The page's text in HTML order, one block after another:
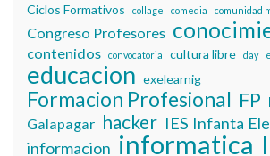
Ciclos Formativos collage comedia comunidad
Congreso Profesores
contenidos convocatoria cultura libre day
educacion exelearnig
Formacion Profesional FP
Galapagar hacker IES Infanta
informacion informatica